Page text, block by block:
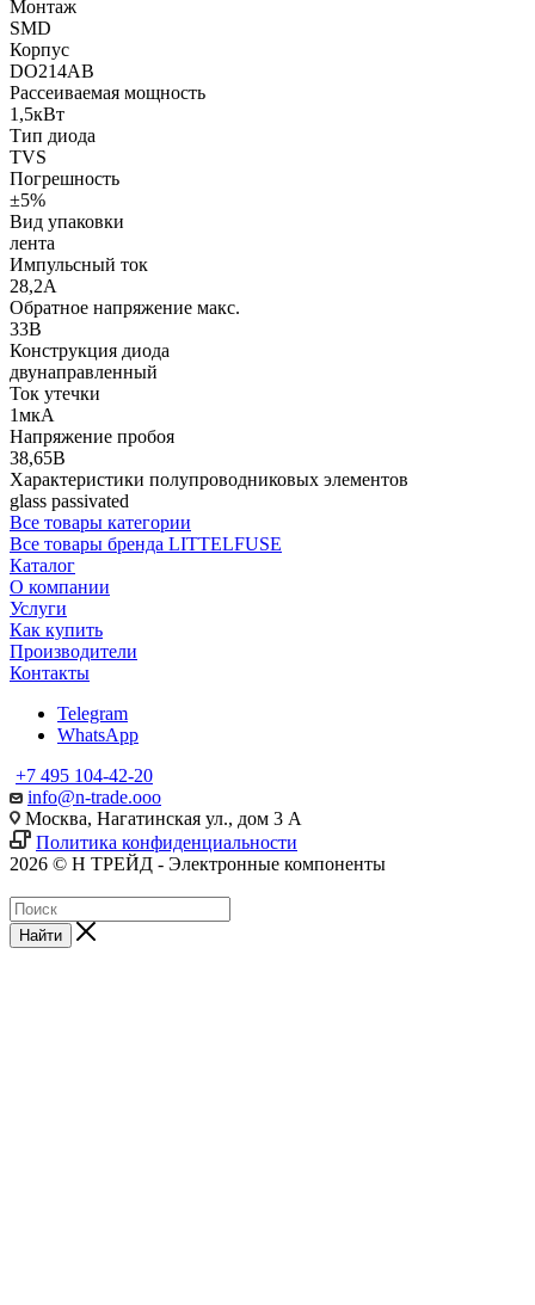
Монтаж
SMD
Корпус
DO214AB
Рассеиваемая мощность
1,5кВт
Тип диода
TVS
Погрешность
±5%
Вид упаковки
лента
Импульсный ток
28,2А
Обратное напряжение макс.
33В
Конструкция диода
двунаправленный
Ток утечки
1мкА
Напряжение пробоя
38,65В
Характеристики полупроводниковых элементов
glass passivated
Все товары категории
Все товары бренда LITTELFUSE
Каталог
О компании
Услуги
Как купить
Производители
Контакты
Telegram
WhatsApp
+7 495 104-42-20
info@n-trade.ooo
Москва, Нагатинская ул., дом 3 А
Политика конфиденциальности
2026 © Н ТРЕЙД - Электронные компоненты
Найти